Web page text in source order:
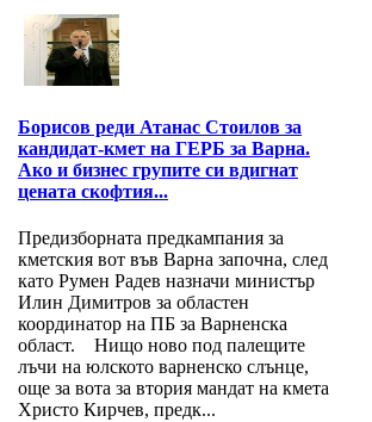
Борисов реди Атанас Стоилов за
кандидат-кмет на ГЕРБ за Варна.
Ако и бизнес групите си вдигнат
цената скофтия...
Предизборната предкампания за
кметския вот във Варна започна, след
като Румен Радев назначи министър
Илин Димитров за областен
координатор на ПБ за Варнeнска
област. Нищо ново под палещите
лъчи на юлското варненско слънце,
още за вота за втория мандат на кмета
Христо Кирчев, предк...